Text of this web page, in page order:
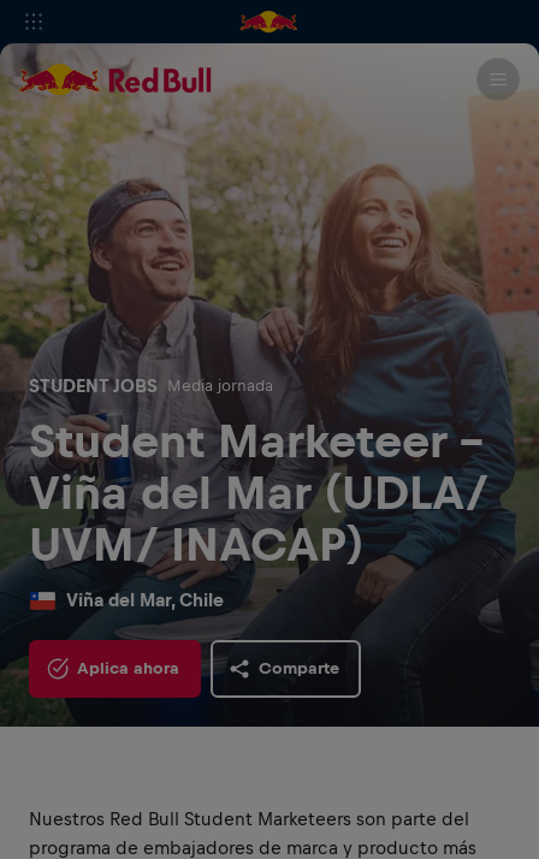
STUDENT JOBS Media jornada
Student Marketeer -
Viña del Mar (UDLA/
UVM/ INACAP)
Viña del Mar, Chile
Aplica ahora Comparte
Nuestros Red Bull Student Marketeers son parte del
programa de embajadores de marca y producto más